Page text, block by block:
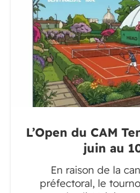
L’Open du CAM
juin au
En raison de la
préfectoral, le